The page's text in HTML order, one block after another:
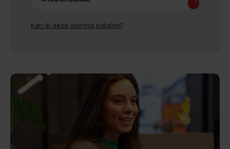
Aanvaarding
Kan ik deze woning betalen?